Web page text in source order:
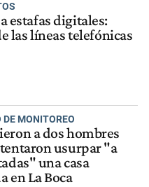
estafas digitales:
las líneas telefónicas
DE MONITOREO
a dos hombres
usurpar "a
una casa
en La Boca